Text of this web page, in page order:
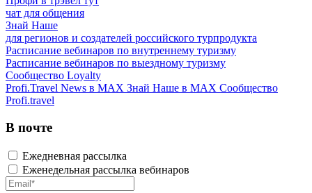
чат для общения
Знай Наше
для регионов и создателей российского турпродукта
Расписание вебинаров по внутреннему туризму
Расписание вебинаров по выездному туризму
Сообщество Loyalty
Profi.Travel News в MAX Знай Наше в MAX Сообщество
Profi.travel
В почте
Ежедневная рассылка
Еженедельная рассылка вебинаров